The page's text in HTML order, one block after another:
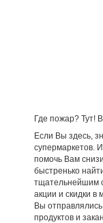
Где пожар? Тут!
Если Вы здесь,
супермаркетов.
помочь Вам
быстренько
тщательнейшим
акции и скидки в
Вы
продуктов и